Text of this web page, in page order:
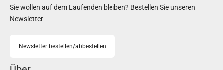
Sie wollen auf dem Laufenden bleiben? Bestellen Sie unseren
Newsletter
Newsletter bestellen/abbestellen